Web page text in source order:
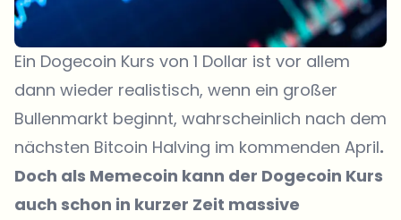
Ein Dogecoin Kurs von 1 Dollar ist vor allem
dann wieder realistisch, wenn ein großer
Bullenmarkt beginnt, wahrscheinlich nach dem
nächsten Bitcoin Halving im kommenden April.
Doch als Memecoin kann der Dogecoin Kurs
auch schon in kurzer Zeit massive